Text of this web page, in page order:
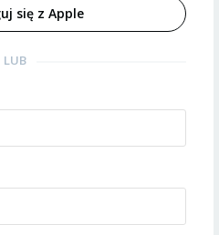
się z Apple
LUB